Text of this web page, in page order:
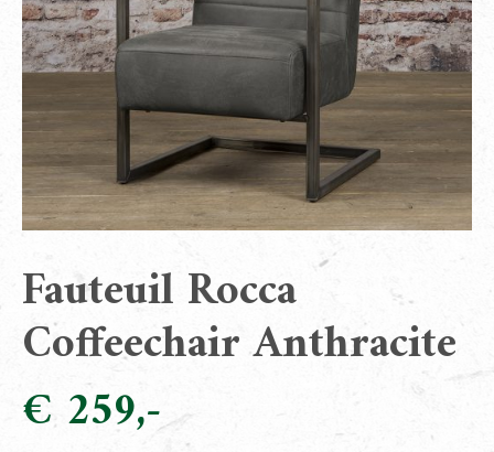
Fauteuil Rocca
Coffeechair Anthracite
€259